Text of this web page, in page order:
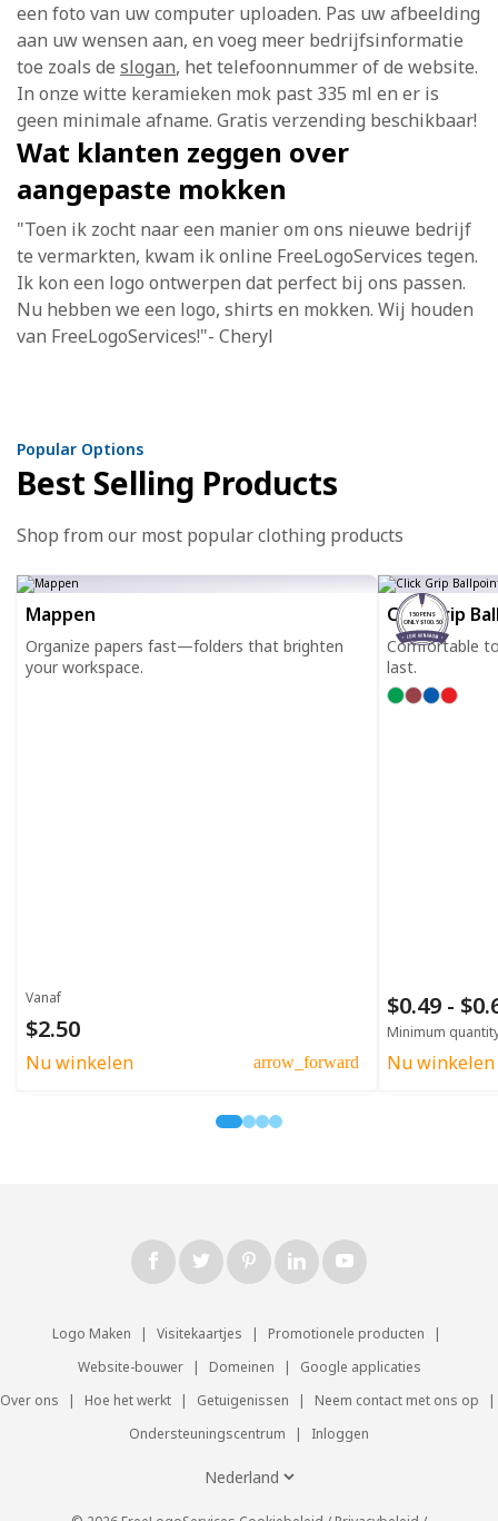
een foto van uw computer uploaden. Pas uw afbeelding
aan uw wensen aan, en voeg meer bedrijfsinformatie
toe zoals de slogan, het telefoonnummer of de website.
In onze witte keramieken mok past 335 ml en er is
geen minimale afname. Gratis verzending beschikbaar!
Wat klanten zeggen over
aangepaste mokken
"Toen ik zocht naar een manier om ons nieuwe bedrijf
te vermarkten, kwam ik online FreeLogoServices tegen.
Ik kon een logo ontwerpen dat perfect bij ons passen.
Nu hebben we een logo, shirts en mokken. Wij houden
van FreeLogoServices!"- Cheryl
Popular Options
Best Selling Products
Shop from our most popular clothing products
Mappen
Organize papers fast—folders that brighten
your workspace.
Vanaf
$2.50
Nu winkelen arrow_forward
150 PENS
ONLY $100.50
Click Grip
Comfortable
last.
$0.49 -
Minimum
Nu winkelen
Logo Maken | Visitekaartjes | Promotionele producten
|
Website-bouwer
| Domeinen |
Google applicaties
Over ons
| Hoe het werkt | Getuigenissen | Neem contact met ons op
|
Ondersteuningscentrum
| Inloggen